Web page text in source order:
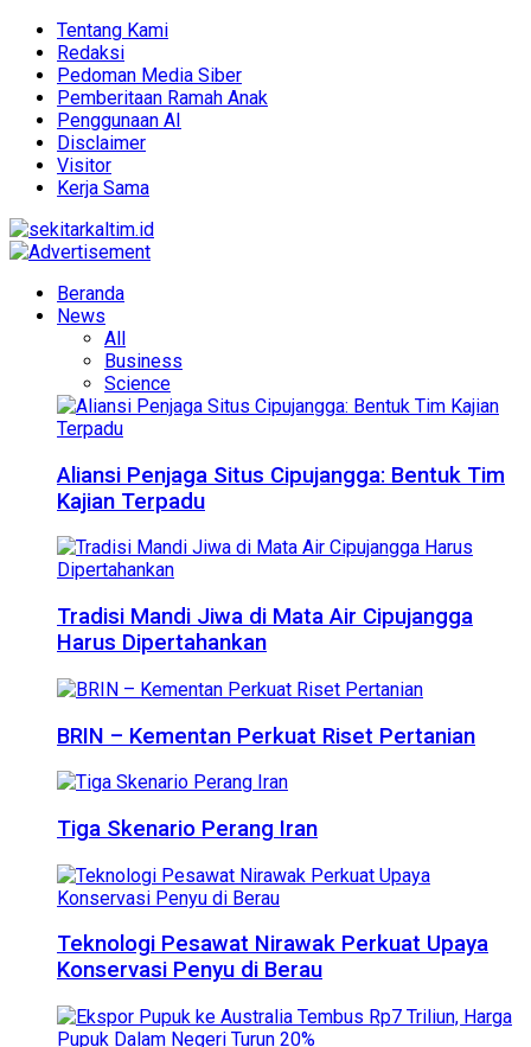
Tentang Kami
Redaksi
Pedoman Media Siber
Pemberitaan Ramah Anak
Penggunaan AI
Disclaimer
Visitor
Kerja Sama
Beranda
News
All
Business
Science
Aliansi Penjaga Situs Cipujangga: Bentuk Tim
Kajian Terpadu
Tradisi Mandi Jiwa di Mata Air Cipujangga
Harus Dipertahankan
BRIN – Kementan Perkuat Riset Pertanian
Tiga Skenario Perang Iran
Teknologi Pesawat Nirawak Perkuat Upaya
Konservasi Penyu di Berau